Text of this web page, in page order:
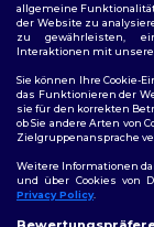
Folge uns
allgemeine
der Website zu
zu gewährleisten,
Interaktionen mit
Sie können Ihre Cookie-
das Funktionieren der
sie für den korrekten
ob Sie andere Arten von
Zielgruppenansprache
Weitere Informationen
und über Cookies von
Privacy Policy.